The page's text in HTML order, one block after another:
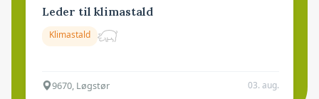
Leder til klimastald
Klimastald
9670, Løgstør 03. aug.